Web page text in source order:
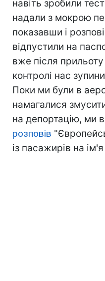
навіть зробили
надали з мокрою
показавши і
відпустили на
вже після
контролі нас
Поки ми були в
намагалися
на депортацію, ми
розповів
із пасажирів на